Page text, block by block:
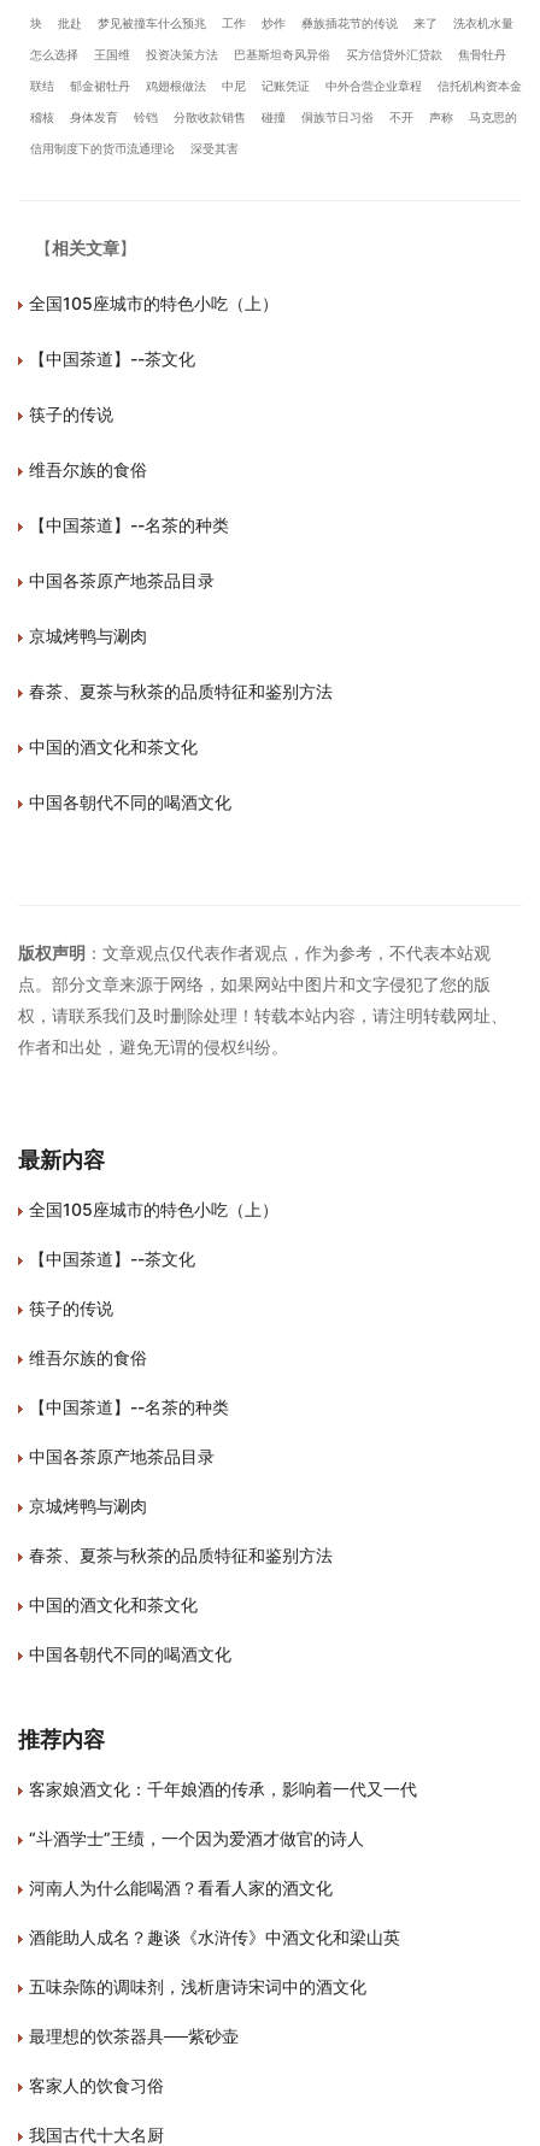
块 批赴 梦见被撞车什么预兆 工作 炒作 彝族插花节的传说 来了 洗衣机水量
怎么选择 王国维 投资决策方法 巴基斯坦奇风异俗 买方信贷外汇贷款 焦骨牡丹
联结 郁金裙牡丹 鸡翅根做法 中尼 记账凭证 中外合营企业章程 信托机构资本金
稽核 身体发育 铃铛 分散收款销售 碰撞 侗族节日习俗 不开 声称 马克思的
信用制度下的货币流通理论 深受其害
【相关文章】
全国105座城市的特色小吃（上）
【中国茶道】--茶文化
筷子的传说
维吾尔族的食俗
【中国茶道】--名茶的种类
中国各茶原产地茶品目录
京城烤鸭与涮肉
春茶、夏茶与秋茶的品质特征和鉴别方法
中国的酒文化和茶文化
中国各朝代不同的喝酒文化
版权声明 ：文章观点仅代表作者观点，作为参考，不代表本站观
点。部分文章来源于网络，如果网站中图片和文字侵犯了您的版
权，请联系我们及时删除处理！转载本站内容，请注明转载网址、
作者和出处，避免无谓的侵权纠纷。
最新内容
全国105座城市的特色小吃（上）
【中国茶道】--茶文化
筷子的传说
维吾尔族的食俗
【中国茶道】--名茶的种类
中国各茶原产地茶品目录
京城烤鸭与涮肉
春茶、夏茶与秋茶的品质特征和鉴别方法
中国的酒文化和茶文化
中国各朝代不同的喝酒文化
推荐内容
客家娘酒文化：千年娘酒的传承，影响着一代又一代
“斗酒学士”王绩，一个因为爱酒才做官的诗人
河南人为什么能喝酒？看看人家的酒文化
酒能助人成名？趣谈《水浒传》中酒文化和梁山英
五味杂陈的调味剂，浅析唐诗宋词中的酒文化
最理想的饮茶器具──紫砂壶
客家人的饮食习俗
我国古代十大名厨